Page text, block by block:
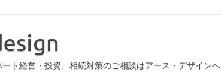
ト経営・投資、相続対策のご相談はアース・デザインへ